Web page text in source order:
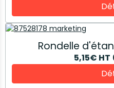
Rondelle
5,15€ HT